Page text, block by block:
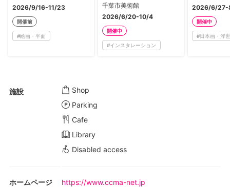
2026/9/16-11/23
開催前
#絵画・平面
千葉市美術館
2026/6/20-10/4
開催中
#インスタレーション
2026/6/27-
開催中
#日本画・浮
施設
Shop
Parking
Cafe
Library
Disabled access
ホームページ https://www.ccma-net.jp